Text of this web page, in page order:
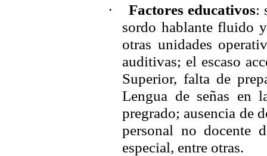
·
Factores educativos:
sordo hablante fluido
otras unidades
auditivas; el escaso
Superior, falta de
Lengua de señas en
pregrado; ausencia de
personal no docente
especial, entre otras.